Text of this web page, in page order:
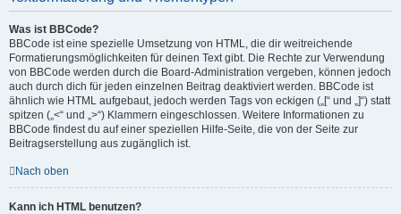
Was ist BBCode?
BBCode ist eine spezielle Umsetzung von HTML, die dir weitreichende
Formatierungsmöglichkeiten für deinen Text gibt. Die Rechte zur Verwendung
von BBCode werden durch die Board-Administration vergeben, können jedoch
auch durch dich für jeden einzelnen Beitrag deaktiviert werden. BBCode ist
ähnlich wie HTML aufgebaut, jedoch werden Tags von eckigen („[“ und „]“) statt
spitzen („<“ und „>“) Klammern eingeschlossen. Weitere Informationen zu
BBCode findest du auf einer speziellen Hilfe-Seite, die von der Seite zur
Beitragserstellung aus zugänglich ist.
Nach oben
Kann ich HTML benutzen?